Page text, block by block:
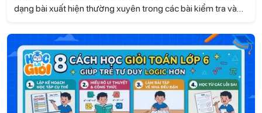
dạng bài xuất hiện thường xuyên trong các bài kiểm tra và
tam giác cân cũng như vận dụng linh hoạt các tính chất hình
học. Hãy cùng Học là Giỏi tìm hiểu cách chứng minh tam giác
cân lớp 7 nhanh và dễ hiểu ngay sau đây.